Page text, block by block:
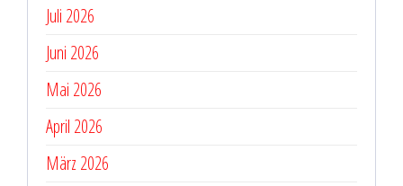
Juli 2026
Juni 2026
Mai 2026
April 2026
März 2026